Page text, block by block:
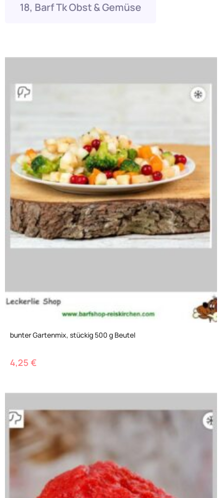
18, Barf Tk Obst & Gemüse
bunter Gartenmix, stückig 500 g Beutel
4,25 €